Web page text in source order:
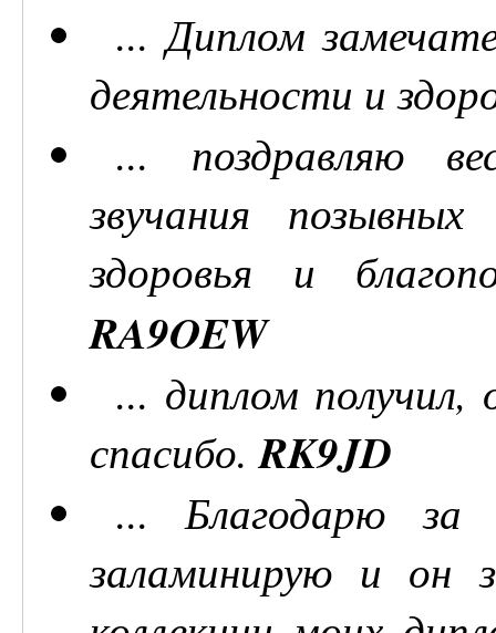
... Диплом
деятельности и
... поздравляю
звучания
здоровья и
RA9OEW
... диплом получил,
спасибо.RK9JD
... Благодарю за
заламинирую и он